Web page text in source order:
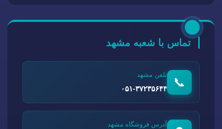
تماس با شعبه مشهد
📞
تلفن مشهد
۰۵۱-۳۷۲۳۵۶۴۴
آدرس فروشگاه مشهد